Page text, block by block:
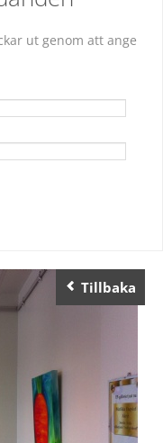
ut genom att ange
Tillbaka